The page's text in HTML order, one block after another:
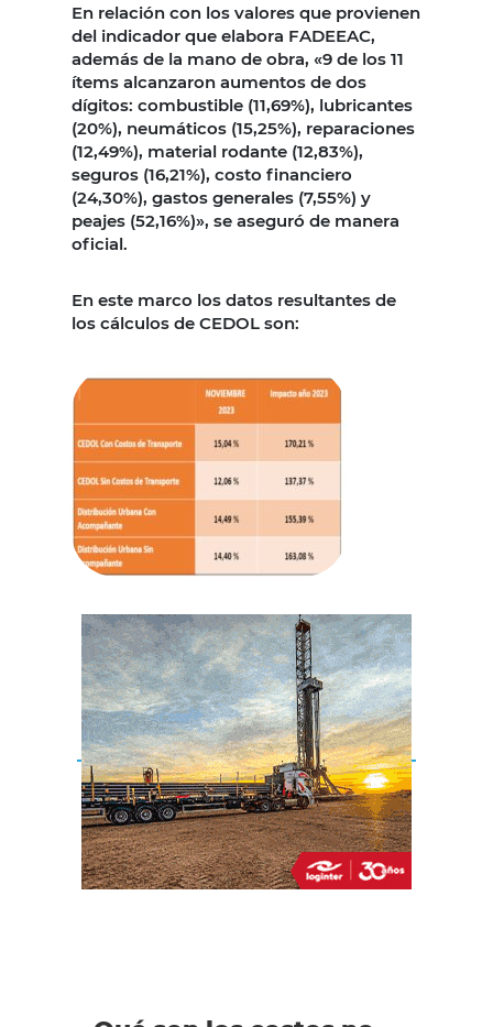
En relación con los valores que provienen
del indicador que elabora FADEEAC,
además de la mano de obra, «9 de los 11
ítems alcanzaron aumentos de dos
dígitos: combustible (11,69%), lubricantes
(20%), neumáticos (15,25%), reparaciones
(12,49%), material rodante (12,83%),
seguros (16,21%), costo financiero
(24,30%), gastos generales (7,55%) y
peajes (52,16%)», se aseguró de manera
oficial.
En este marco los datos resultantes de
los cálculos de CEDOL son: